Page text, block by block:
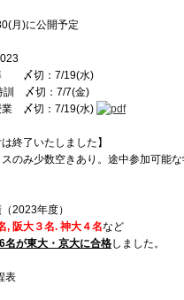
月)に公開予定
〆切：7/19(水)
訓 〆切：7/7(金)
業 〆切：7/19(水)
終了いたしました】
のみ少数空きあり。途中参加可能な
2023年度）
, 阪大３名. 神大４名など
名が東大・京大に合格しました。
表